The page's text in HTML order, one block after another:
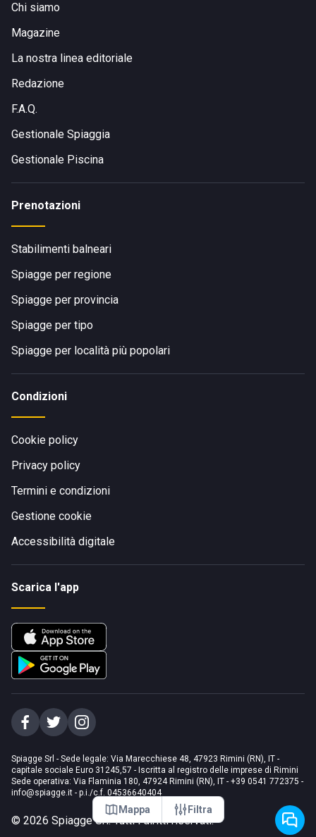
Mappa Filtra
Chi siamo
Magazine
La nostra linea editoriale
Redazione
F.A.Q.
Gestionale Spiaggia
Gestionale Piscina
Prenotazioni
Stabilimenti balneari
Spiagge per regione
Spiagge per provincia
Spiagge per tipo
Spiagge per località più popolari
Condizioni
Cookie policy
Privacy policy
Termini e condizioni
Gestione cookie
Accessibilità digitale
Scarica l'app
Spiagge Srl - Sede legale: Via Marecchiese 48, 47923 Rimini (RN), IT -
capitale sociale Euro 31245,57 - Iscritta al registro delle imprese di Rimini
Sede operativa: Via Flaminia 180, 47924 Rimini (RN), IT - +39 0541 772375 -
info@spiagge.it - p.i./c.f. 04536640404
© 2026 Spiagge Srl. Tutti i diritti riservati.